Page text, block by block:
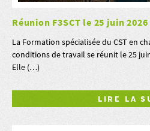
Réunion F3SCT le 25 juin 2026
La Formation spécialisée du CST en
conditions de travail se réunit le 25
Elle (…)
LIRE LA